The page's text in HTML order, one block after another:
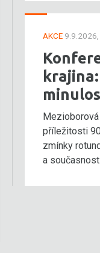
AKCE
příležitosti
zmínky
a současnost.